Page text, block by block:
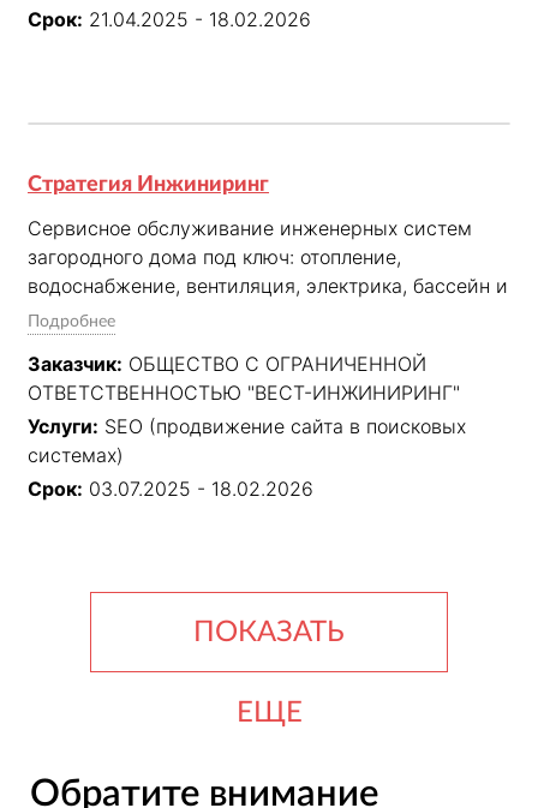
Срок: 21.04.2025 - 18.02.2026
Стратегия Инжиниринг
Сервисное обслуживание инженерных систем
загородного дома под ключ: отопление,
водоснабжение, вентиляция, электрика, бассейн и
«умный дом» с персональным инженером.
Подробнее
Заказчик: ОБЩЕСТВО С ОГРАНИЧЕННОЙ
ОТВЕТСТВЕННОСТЬЮ "ВЕСТ-ИНЖИНИРИНГ"
Услуги: SEO (продвижение сайта в поисковых
системах)
Срок: 03.07.2025 - 18.02.2026
ПОКАЗАТЬ
ЕЩЕ
Обратите внимание